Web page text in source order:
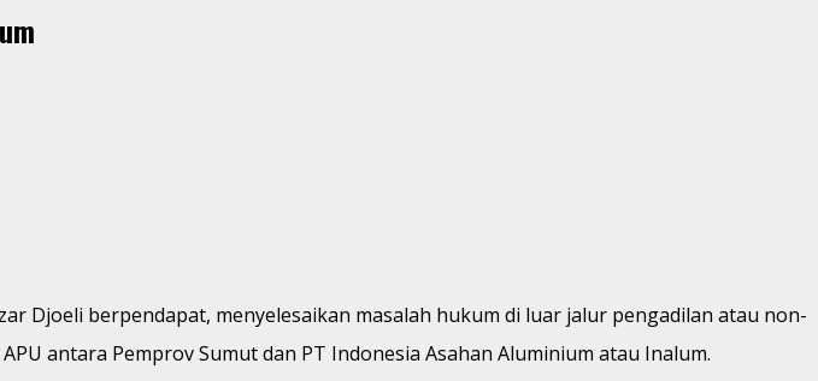
Djoeli berpendapat, menyelesaikan masalah hukum di luar jalur pengadilan atau non-
antara Pemprov Sumut dan PT Indonesia Asahan Aluminium atau Inalum.